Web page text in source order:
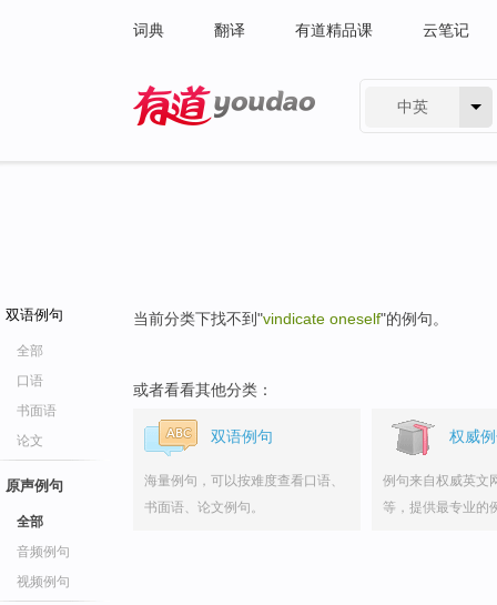
词典 翻译 有道精品课 云笔记
中英
双语例句
全部
口语
书面语
论文
原声例句
全部
音频例句
视频例句
当前分类下找不到"vindicate oneself"的例句。
或者看看其他分类：
双语例句
海量例句，可以按难度查看口语、
书面语、论文例句。
权威
例句来自权威英文
等，提供最专业的